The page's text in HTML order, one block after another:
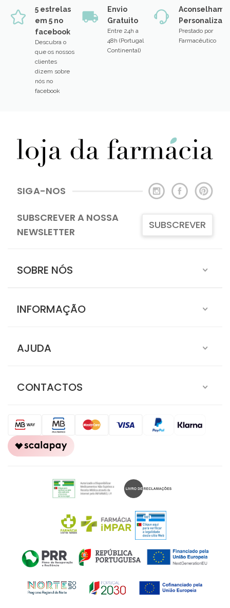
5 estrelas
em 5 no
facebook
Descubra o
que os nossos
clientes
dizem sobre
nós no
facebook
Envio
Gratuito
Entre 24h a
48h (Portugal
Continental)
Prestado por
Farmacêutico
SIGA-NOS
SUBSCREVER A NOSSA
NEWSLETTER
SUBSCREVER
SOBRE NÓS
INFORMAÇÃO
AJUDA
CONTACTOS